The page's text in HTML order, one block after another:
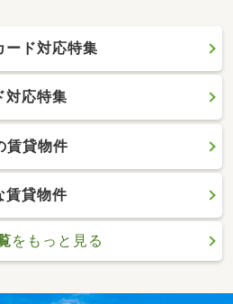
ード対応特集
対応特集
賃貸物件
賃貸物件
をもっと見る